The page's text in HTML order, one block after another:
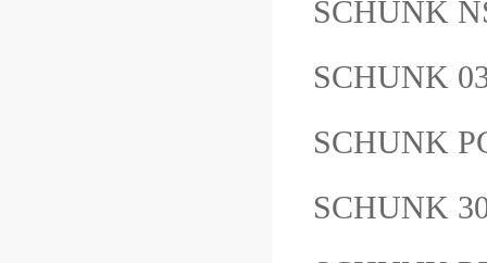
SCHUNK
SCHUNK
SCHUNK
SCHUNK